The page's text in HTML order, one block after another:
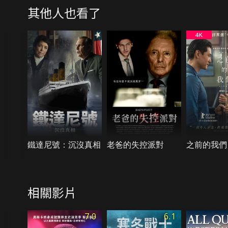
其他人也看了
鐵達尼號：沉沒真相 老爸的失控派對 之前的我們
相關影片
7.0 6.1